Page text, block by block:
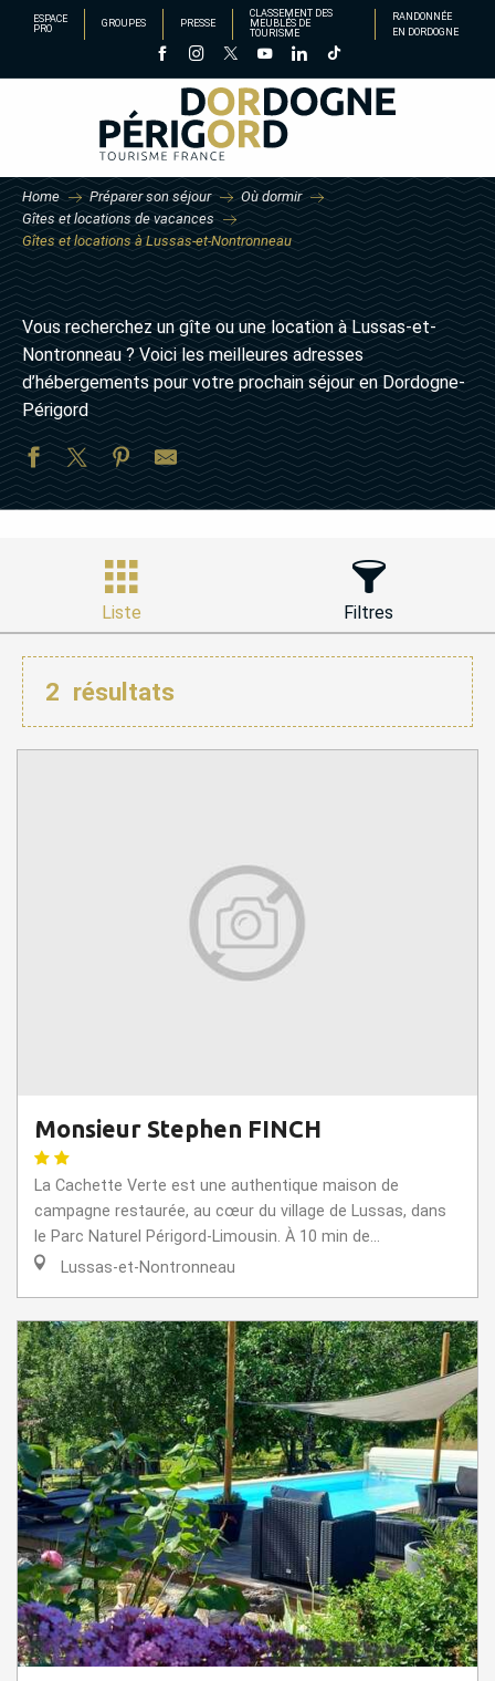
AllerESPACE
PRO
GROUPES PRESSE
CLASSEMENT DES
MEUBLÉS DE
TOURISME
RANDONNÉE
EN DORDOGNE
Home Préparer son séjour
Où dormir
Gîtes et locations de vacances
Gîtes et locations à Lussas-et-Nontronneau
Vous recherchez un gîte ou une location à Lussas-et-
Nontronneau ? Voici les meilleures adresses
d’hébergements pour votre prochain séjour en Dordogne-
Périgord
Liste Filtres
2 résultats
Monsieur Stephen FINCH
La Cachette Verte est une authentique maison de
campagne restaurée, au cœur du village de Lussas, dans
le Parc Naturel Périgord-Limousin. À 10 min de...
Lussas-et-Nontronneau